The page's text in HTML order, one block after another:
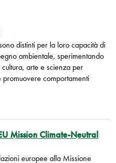
distinti per la loro capacità di
ambientale, sperimentando
arte e scienza per
comportamenti
Mission Climate-Neutral
europee alla Missione